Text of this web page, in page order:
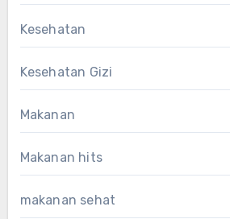
Kesehatan
Kesehatan Gizi
Makanan
Makanan hits
makanan sehat